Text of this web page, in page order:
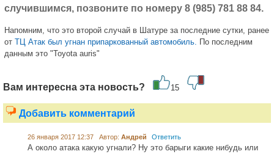
случившимся, позвоните по номеру 8 (985) 781 88 84.
Напомним, что это второй случай в Шатуре за последние сутки, ранее
от ТЦ Атак был угнан припаркованный автомобиль. По последним
данным это "Toyota auris"
Вам интересна эта новость? 15
Добавить комментарий
26 января 2017 12:37 Автор: Андрей Ответить
А около атака какую угнали? Ну это барыги какие нибудь или